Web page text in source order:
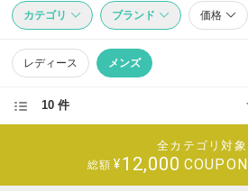
カテゴリ ブランド 価格
レディース メンズ
10 件
全カテゴリ対象
総額 ¥12,000 COUPON